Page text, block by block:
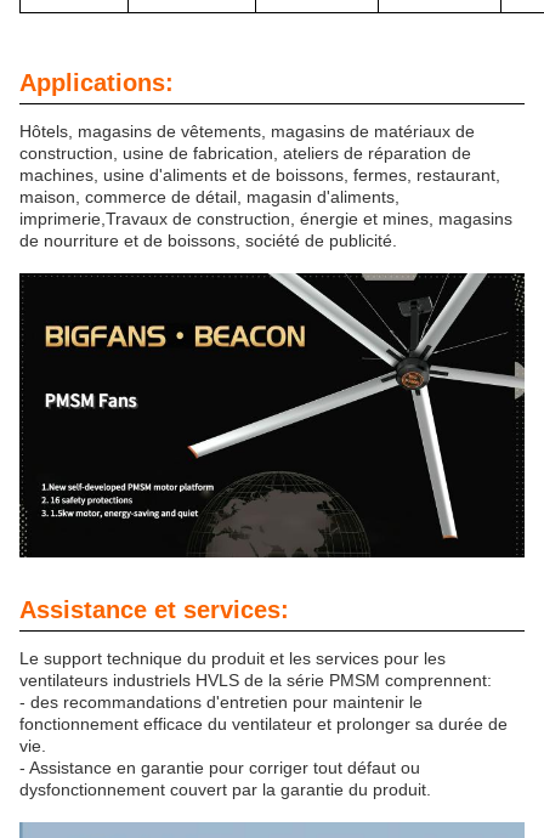
Applications:
Hôtels, magasins de vêtements, magasins de matériaux de
construction, usine de fabrication, ateliers de réparation de
machines, usine d'aliments et de boissons, fermes, restaurant,
maison, commerce de détail, magasin d'aliments,
imprimerie,Travaux de construction, énergie et mines, magasins
de nourriture et de boissons, société de publicité.
Assistance et services:
Le support technique du produit et les services pour les
ventilateurs industriels HVLS de la série PMSM comprennent:
- des recommandations d'entretien pour maintenir le
fonctionnement efficace du ventilateur et prolonger sa durée de
vie.
- Assistance en garantie pour corriger tout défaut ou
dysfonctionnement couvert par la garantie du produit.